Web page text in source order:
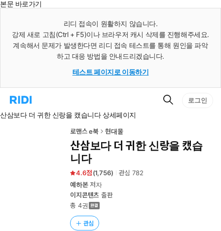
본문 바로가기
리디 접속이 원활하지 않습니다.
강제 새로 고침(Ctrl + F5)이나 브라우저 캐시 삭제를 진행해주세요.
계속해서 문제가 발생한다면 리디 접속 테스트를 통해 원인을 파악
하고 대응 방법을 안내드리겠습니다.
테스트 페이지로 이동하기
리
홈
검
로그인
산삼보다 더 귀한 신랑을 캤습니다 상세페이지
로맨스 e북 현대물
산삼보다 더 귀한 신랑을 캤습
니다
4.6 (1,756) 관심782
예하본저자
이지콘텐츠 출판
총 4권
관심